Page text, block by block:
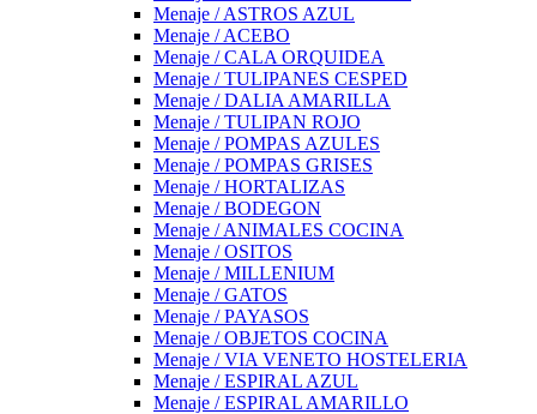
Menaje / ASTROS AZUL
Menaje / ACEBO
Menaje / CALA ORQUIDEA
Menaje / TULIPANES CESPED
Menaje / DALIA AMARILLA
Menaje / TULIPAN ROJO
Menaje / POMPAS AZULES
Menaje / POMPAS GRISES
Menaje / HORTALIZAS
Menaje / BODEGON
Menaje / ANIMALES COCINA
Menaje / OSITOS
Menaje / MILLENIUM
Menaje / GATOS
Menaje / PAYASOS
Menaje / OBJETOS COCINA
Menaje / VIA VENETO HOSTELERIA
Menaje / ESPIRAL AZUL
Menaje / ESPIRAL AMARILLO